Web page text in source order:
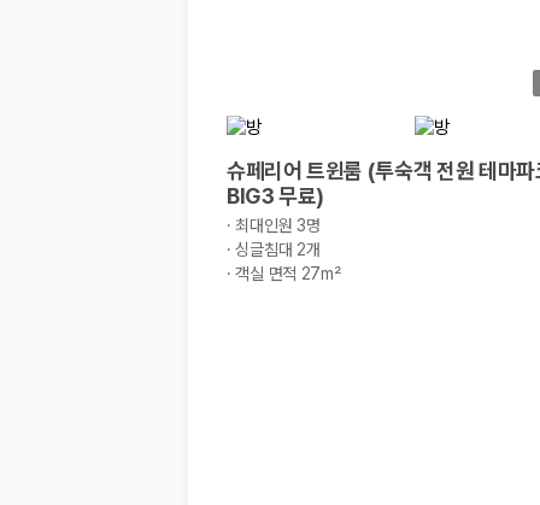
슈페리어 트윈룸 (투숙객 전원 테마파
BIG3 무료)
·최대인원 3명
·싱글침대 2개
·객실 면적 27m²